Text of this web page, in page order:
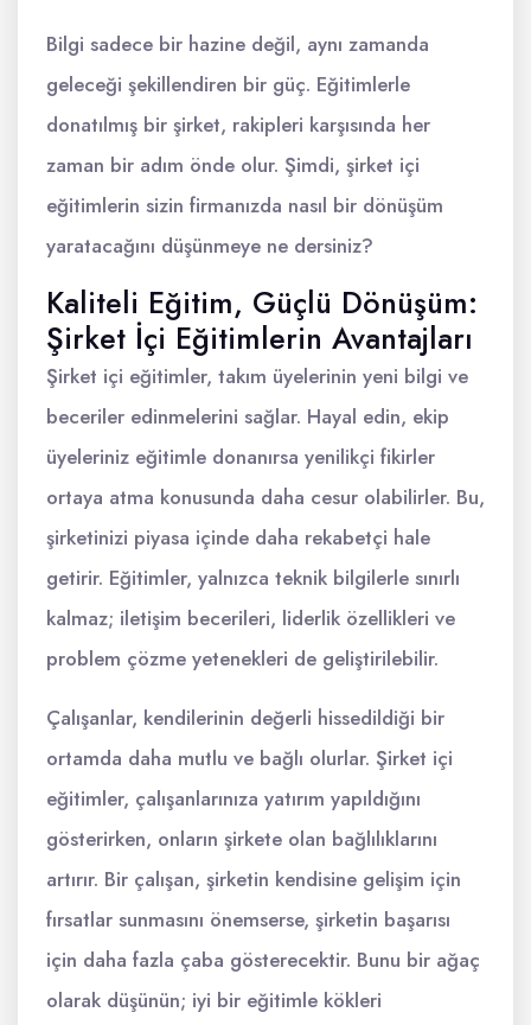
Bilgi sadece bir hazine değil, aynı zamanda
geleceği şekillendiren bir güç. Eğitimlerle
donatılmış bir şirket, rakipleri karşısında her
zaman bir adım önde olur. Şimdi, şirket içi
eğitimlerin sizin firmanızda nasıl bir dönüşüm
yaratacağını düşünmeye ne dersiniz?
Kaliteli Eğitim, Güçlü Dönüşüm:
Şirket İçi Eğitimlerin Avantajları
Şirket içi eğitimler, takım üyelerinin yeni bilgi ve
beceriler edinmelerini sağlar. Hayal edin, ekip
üyeleriniz eğitimle donanırsa yenilikçi fikirler
ortaya atma konusunda daha cesur olabilirler. Bu,
şirketinizi piyasa içinde daha rekabetçi hale
getirir. Eğitimler, yalnızca teknik bilgilerle sınırlı
kalmaz; iletişim becerileri, liderlik özellikleri ve
problem çözme yetenekleri de geliştirilebilir.
Çalışanlar, kendilerinin değerli hissedildiği bir
ortamda daha mutlu ve bağlı olurlar. Şirket içi
eğitimler, çalışanlarınıza yatırım yapıldığını
gösterirken, onların şirkete olan bağlılıklarını
artırır. Bir çalışan, şirketin kendisine gelişim için
fırsatlar sunmasını önemserse, şirketin başarısı
için daha fazla çaba gösterecektir. Bunu bir ağaç
olarak düşünün; iyi bir eğitimle kökleri